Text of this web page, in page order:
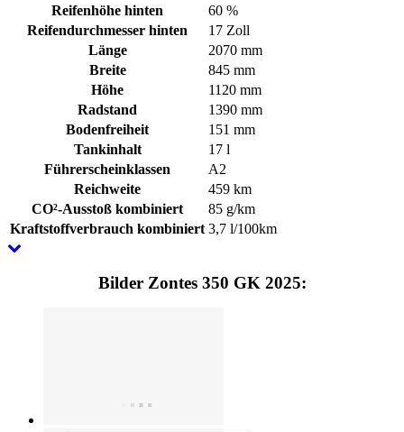
Reifenhöhe hinten
60 %
Reifendurchmesser hinten
17 Zoll
Länge
2070 mm
Breite
845 mm
Höhe
1120 mm
Radstand
1390 mm
Bodenfreiheit
151 mm
Tankinhalt
17 l
Führerscheinklassen
A2
Reichweite
459 km
CO²-Ausstoß kombiniert
85 g/km
Kraftstoffverbrauch kombiniert 3,7 l/100km
Bilder Zontes 350 GK 2025: